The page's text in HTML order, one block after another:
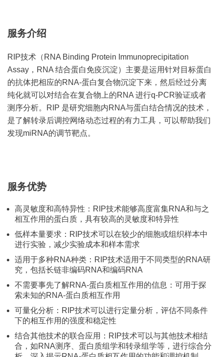
服务介绍
RIP技术（RNA Binding Protein Immunoprecipitation
Assay，RNA 结合蛋白免疫沉淀）主要是运用针对目标蛋白
的抗体把相应的RNA-蛋白复合物沉淀下来，然后经过分离
纯化就可以对结合在复合物上的RNA 进行q-PCR验证或者
测序分析。RIP 是研究细胞内RNA与蛋白结合情况的技术，
是了解转录后调控网络动态过程的有力工具，可以帮助我们
发现miRNA的调节靶点。
服务优势
高灵敏度和高特异性：RIP技术能够高度富集RNA和与之
相互作用的蛋白质，具有较高的灵敏度和特异性
低样本量要求：RIP技术可以在较少的细胞或组织样本中
进行实验，减少实验成本和样本需求
适用于多种RNA种类：RIP技术适用于不同类型的RNA研
究，包括长链非编码RNA和编码RNA
不需要事先了解RNA-蛋白质相互作用的信息：可用于探
索未知的RNA-蛋白质相互作用
可量化分析：RIP技术可以进行定量分析，评估不同条件
下的相互作用的强度和稳定性
结合其他技术的联合应用：RIP技术可以与其他技术相结
合，如RNA测序、蛋白质组学和转录组学等，进行综合分